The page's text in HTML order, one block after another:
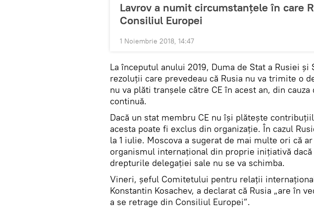
Lavrov a numit circumstanțele în care
Consiliul Europei
1 Noiembrie 2018, 14:47
La începutul anului 2019, Duma de Stat a Rusiei și
rezoluții care prevedeau că Rusia nu va trimite o
nu va plăti tranșele către CE în acest an, din
continuă.
Dacă un stat membru CE nu își plătește
acesta poate fi exclus din organizație. În cazul
la 1 iulie. Moscova a sugerat de mai multe ori că
organismul internațional din proprie iniţiativă
drepturile delegației sale nu se va schimba.
Vineri, șeful Comitetului pentru relații
Konstantin Kosachev, a declarat că Rusia „are în
a se retrage din Consiliul Europei”.